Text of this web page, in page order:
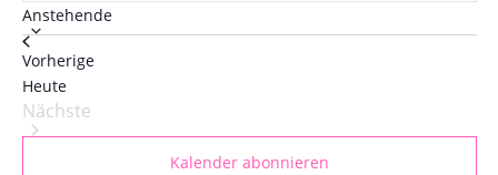
AnstehendeDatum
wählen.
VorherigeVeranstaltungen
Heute
Nächste
Veranstaltungen
Kalender abonnieren